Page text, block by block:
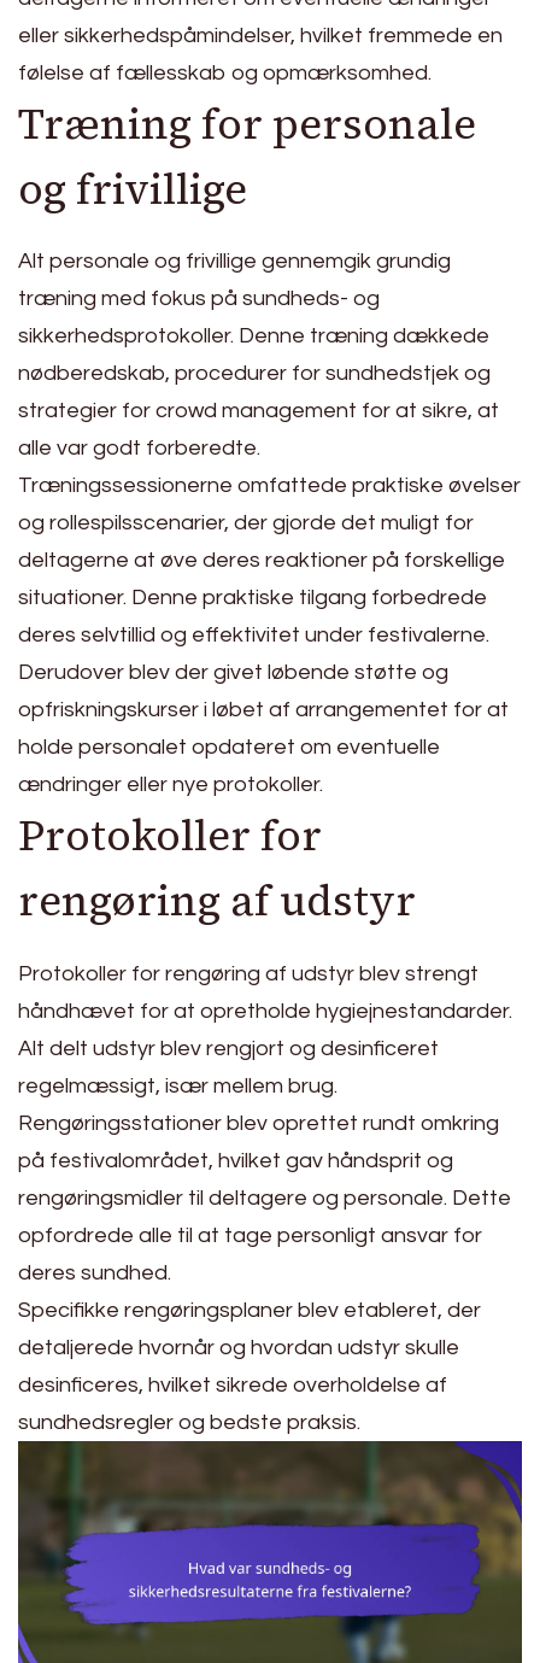
eller sikkerhedspåmindelser, hvilket fremmede en
følelse af fællesskab og opmærksomhed.
Træning for personale
og frivillige
Alt personale og frivillige gennemgik grundig
træning med fokus på sundheds- og
sikkerhedsprotokoller. Denne træning dækkede
nødberedskab, procedurer for sundhedstjek og
strategier for crowd management for at sikre, at
alle var godt forberedte.
Træningssessionerne omfattede praktiske øvelser
og rollespilsscenarier, der gjorde det muligt for
deltagerne at øve deres reaktioner på forskellige
situationer. Denne praktiske tilgang forbedrede
deres selvtillid og effektivitet under festivalerne.
Derudover blev der givet løbende støtte og
opfriskningskurser i løbet af arrangementet for at
holde personalet opdateret om eventuelle
ændringer eller nye protokoller.
Protokoller for
rengøring af udstyr
Protokoller for rengøring af udstyr blev strengt
håndhævet for at opretholde hygiejnestandarder.
Alt delt udstyr blev rengjort og desinficeret
regelmæssigt, især mellem brug.
Rengøringsstationer blev oprettet rundt omkring
på festivalområdet, hvilket gav håndsprit og
rengøringsmidler til deltagere og personale. Dette
opfordrede alle til at tage personligt ansvar for
deres sundhed.
Specifikke rengøringsplaner blev etableret, der
detaljerede hvornår og hvordan udstyr skulle
desinficeres, hvilket sikrede overholdelse af
sundhedsregler og bedste praksis.